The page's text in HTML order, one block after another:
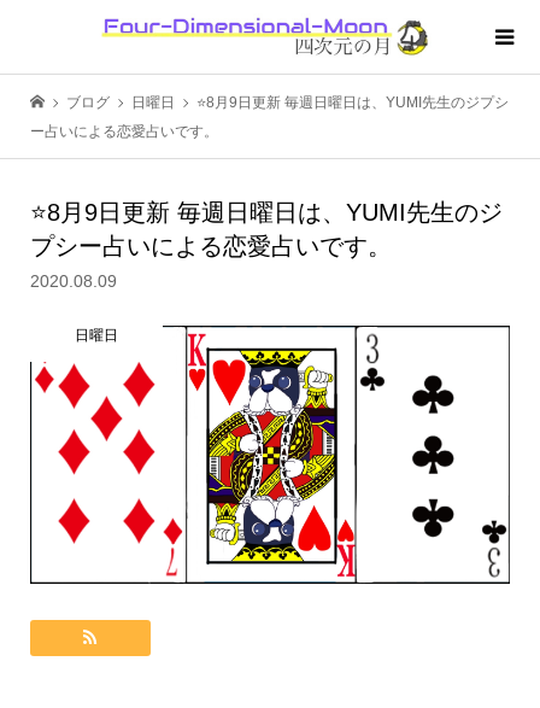
ブログ 日曜日
⭐️8月9日更新 毎週日曜日は、YUMI先生のジプシ
ー占いによる恋愛占いです。
⭐️8月9日更新 毎週日曜日は、YUMI先生のジ
プシー占いによる恋愛占いです。
2020.08.09
日曜日